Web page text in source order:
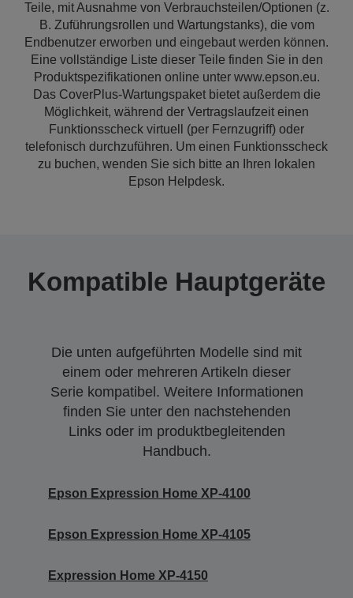
Teile, mit Ausnahme von Verbrauchsteilen/Optionen (z.
B. Zuführungsrollen und Wartungstanks), die vom
Endbenutzer erworben und eingebaut werden können.
Eine vollständige Liste dieser Teile finden Sie in den
Produktspezifikationen online unter www.epson.eu.
Das CoverPlus-Wartungspaket bietet außerdem die
Möglichkeit, während der Vertragslaufzeit einen
Funktionsscheck virtuell (per Fernzugriff) oder
telefonisch durchzuführen. Um einen Funktionsscheck
zu buchen, wenden Sie sich bitte an Ihren lokalen
Epson Helpdesk.
Kompatible Hauptgeräte
Die unten aufgeführten Modelle sind mit
einem oder mehreren Artikeln dieser
Serie kompatibel. Weitere Informationen
finden Sie unter den nachstehenden
Links oder im produktbegleitenden
Handbuch.
Epson Expression Home XP-4100
Epson Expression Home XP-4105
Expression Home XP-4150